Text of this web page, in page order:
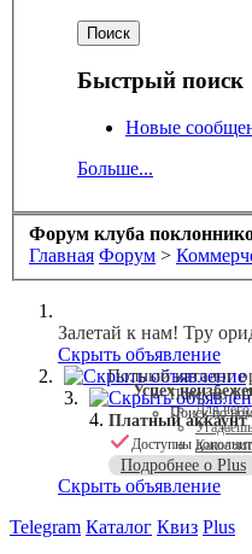
Быстрый поиск
Новые
Больше...
Форум клуба
Главная Форум >
Залетай к нам! Тру
Скрыть объявление
Полный каталог
Поиск по
Поиск по
Скрыть объявление
Успех
Для чего
Какое
Скрыть
Платный аккаунт
Доступны
Подробнее о Plus
Скрыть объявление
Telegram Каталог Квиз Plus